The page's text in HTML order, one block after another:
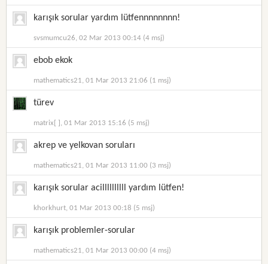
karışık sorular yardım lütfennnnnnnn!
svsmumcu26, 02 Mar 2013 00:14 (4 msj)
ebob ekok
mathematics21, 01 Mar 2013 21:06 (1 msj)
türev
matrix[ ], 01 Mar 2013 15:16 (5 msj)
akrep ve yelkovan soruları
mathematics21, 01 Mar 2013 11:00 (3 msj)
karışık sorular acillllllllll yardım lütfen!
khorkhurt, 01 Mar 2013 00:18 (5 msj)
karışık problemler-sorular
mathematics21, 01 Mar 2013 00:00 (4 msj)